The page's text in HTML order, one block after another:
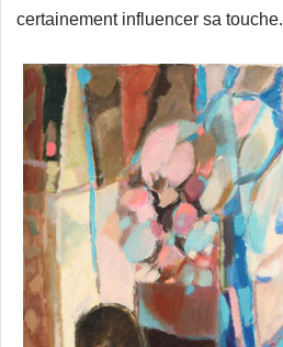
certainement influencer sa touche.